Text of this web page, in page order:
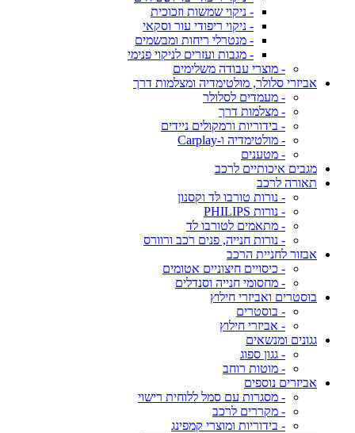
- ניקוי שמשות וזכוכית
- ניקוי ריפודי עור וסקאי
- מנטרלי ריחות ומבשמים
- מגבות ועזרים לניקוי פנימי
- מוצרי עבודה משלימים
אביזרי סלולר, מולטימדיה ומצלמות דרך
- מעמדים לסלולר
- מצלמות דרך
- בידוריות ורמקולים ניידים
- מולטימדיה ו-Carplay
- מטענים
מגבים איכותיים לרכב
תאורה לרכב
- נורות טורבו לד וקסנון
- נורות PHILIPS
- מתאמים לטורבו לד
- נורות חנייה, פנים רכב ורוורס
אבזור לחניית הרכב
- כיסויים חיצוניים אטומים
- מחסומי חנייה וסנדלים
בוסטרים ואביזרי חילוץ
- בוסטרים
- אביזרי חילוץ
גגונים ומנשאים
- גגון ספוג
- מוטות רוחב
אביזרים נוספים
- מסגרות עם סמל ללוחית רישוי
- מקררים לרכב
- בידוריות ומוצרי קמפינג